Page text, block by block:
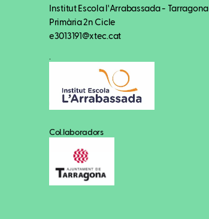
Institut Escola l'Arrabassada - Tarragona
Primària 2n Cicle
e3013191@xtec.cat
Col.laboradors